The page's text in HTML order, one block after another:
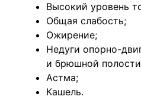
Высокий уровень
Общая слабость;
Ожирение;
Недуги опорно-
и брюшной
Астма;
Кашель.